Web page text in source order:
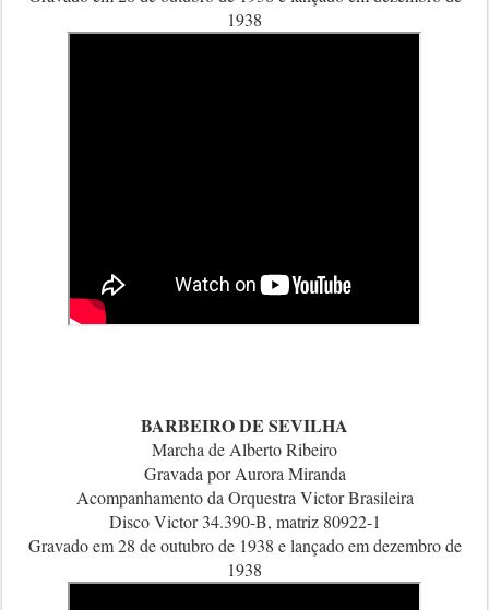
1938
BARBEIRO DE SEVILHA
Marcha de Alberto Ribeiro
Gravada por Aurora Miranda
Acompanhamento da Orquestra Victor Brasileira
Disco Victor 34.390-B, matriz 80922-1
Gravado em 28 de outubro de 1938 e lançado em dezembro de
1938